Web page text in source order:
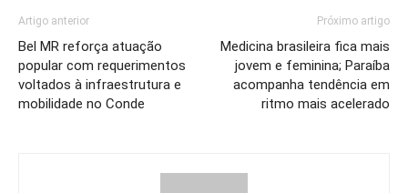
Artigo anterior
Bel MR reforça atuação
popular com requerimentos
voltados à infraestrutura e
mobilidade no Conde
Próximo artigo
Medicina brasileira fica mais
jovem e feminina; Paraíba
acompanha tendência em
ritmo mais acelerado